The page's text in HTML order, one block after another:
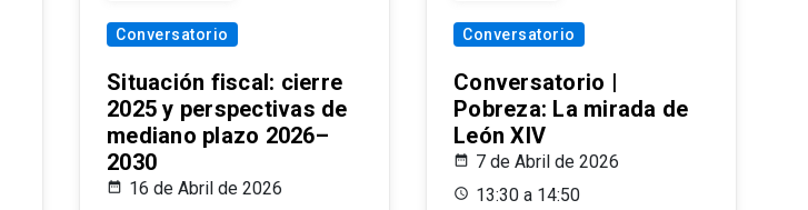
Conversatorio
Situación fiscal: cierre
2025 y perspectivas de
mediano plazo 2026–
2030
16 de Abril de 2026
Conversatorio
Conversatorio |
Pobreza: La mirada de
León XIV
7 de Abril de 2026
13:30 a 14:50